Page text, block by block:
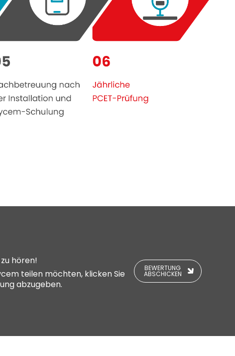
hören!
teilen möchten, klicken Sie
abzugeben.
BEWERTUNG
ABSCHICKEN